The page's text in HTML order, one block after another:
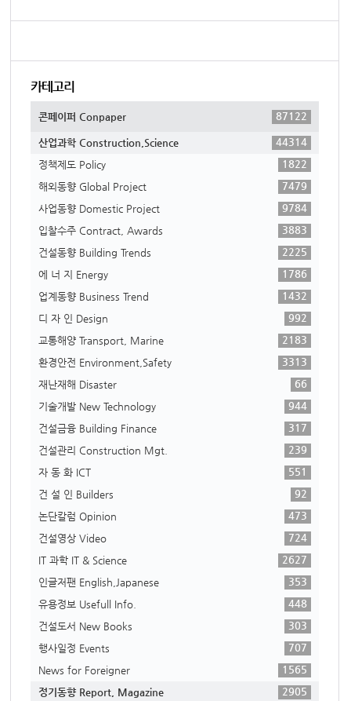
카테고리
콘페이퍼 Conpaper 87122
산업과학 Construction,Science
44314
정책제도 Policy
1822
해외동향 Global Project
7479
사업동향 Domestic Project
9784
입찰수주 Contract, Awards
3883
건설동향 Building Trends
2225
에 너 지 Energy
1786
업계동향 Business Trend
1432
디 자 인 Design
992
교통해양 Transport, Marine
2183
환경안전 Environment,Safety
3313
재난재해 Disaster
66
기술개발 New Technology
944
건설금융 Building Finance
317
건설관리 Construction Mgt.
239
자 동 화 ICT
551
건 설 인 Builders
92
논단칼럼 Opinion
473
건설영상 Video
724
IT 과학 IT & Science
2627
인글저팬 English,Japanese
353
유용정보 Usefull Info.
448
건설도서 New Books
303
행사일정 Events
707
News for Foreigner
1565
정기동향 Report, Magazine
2905